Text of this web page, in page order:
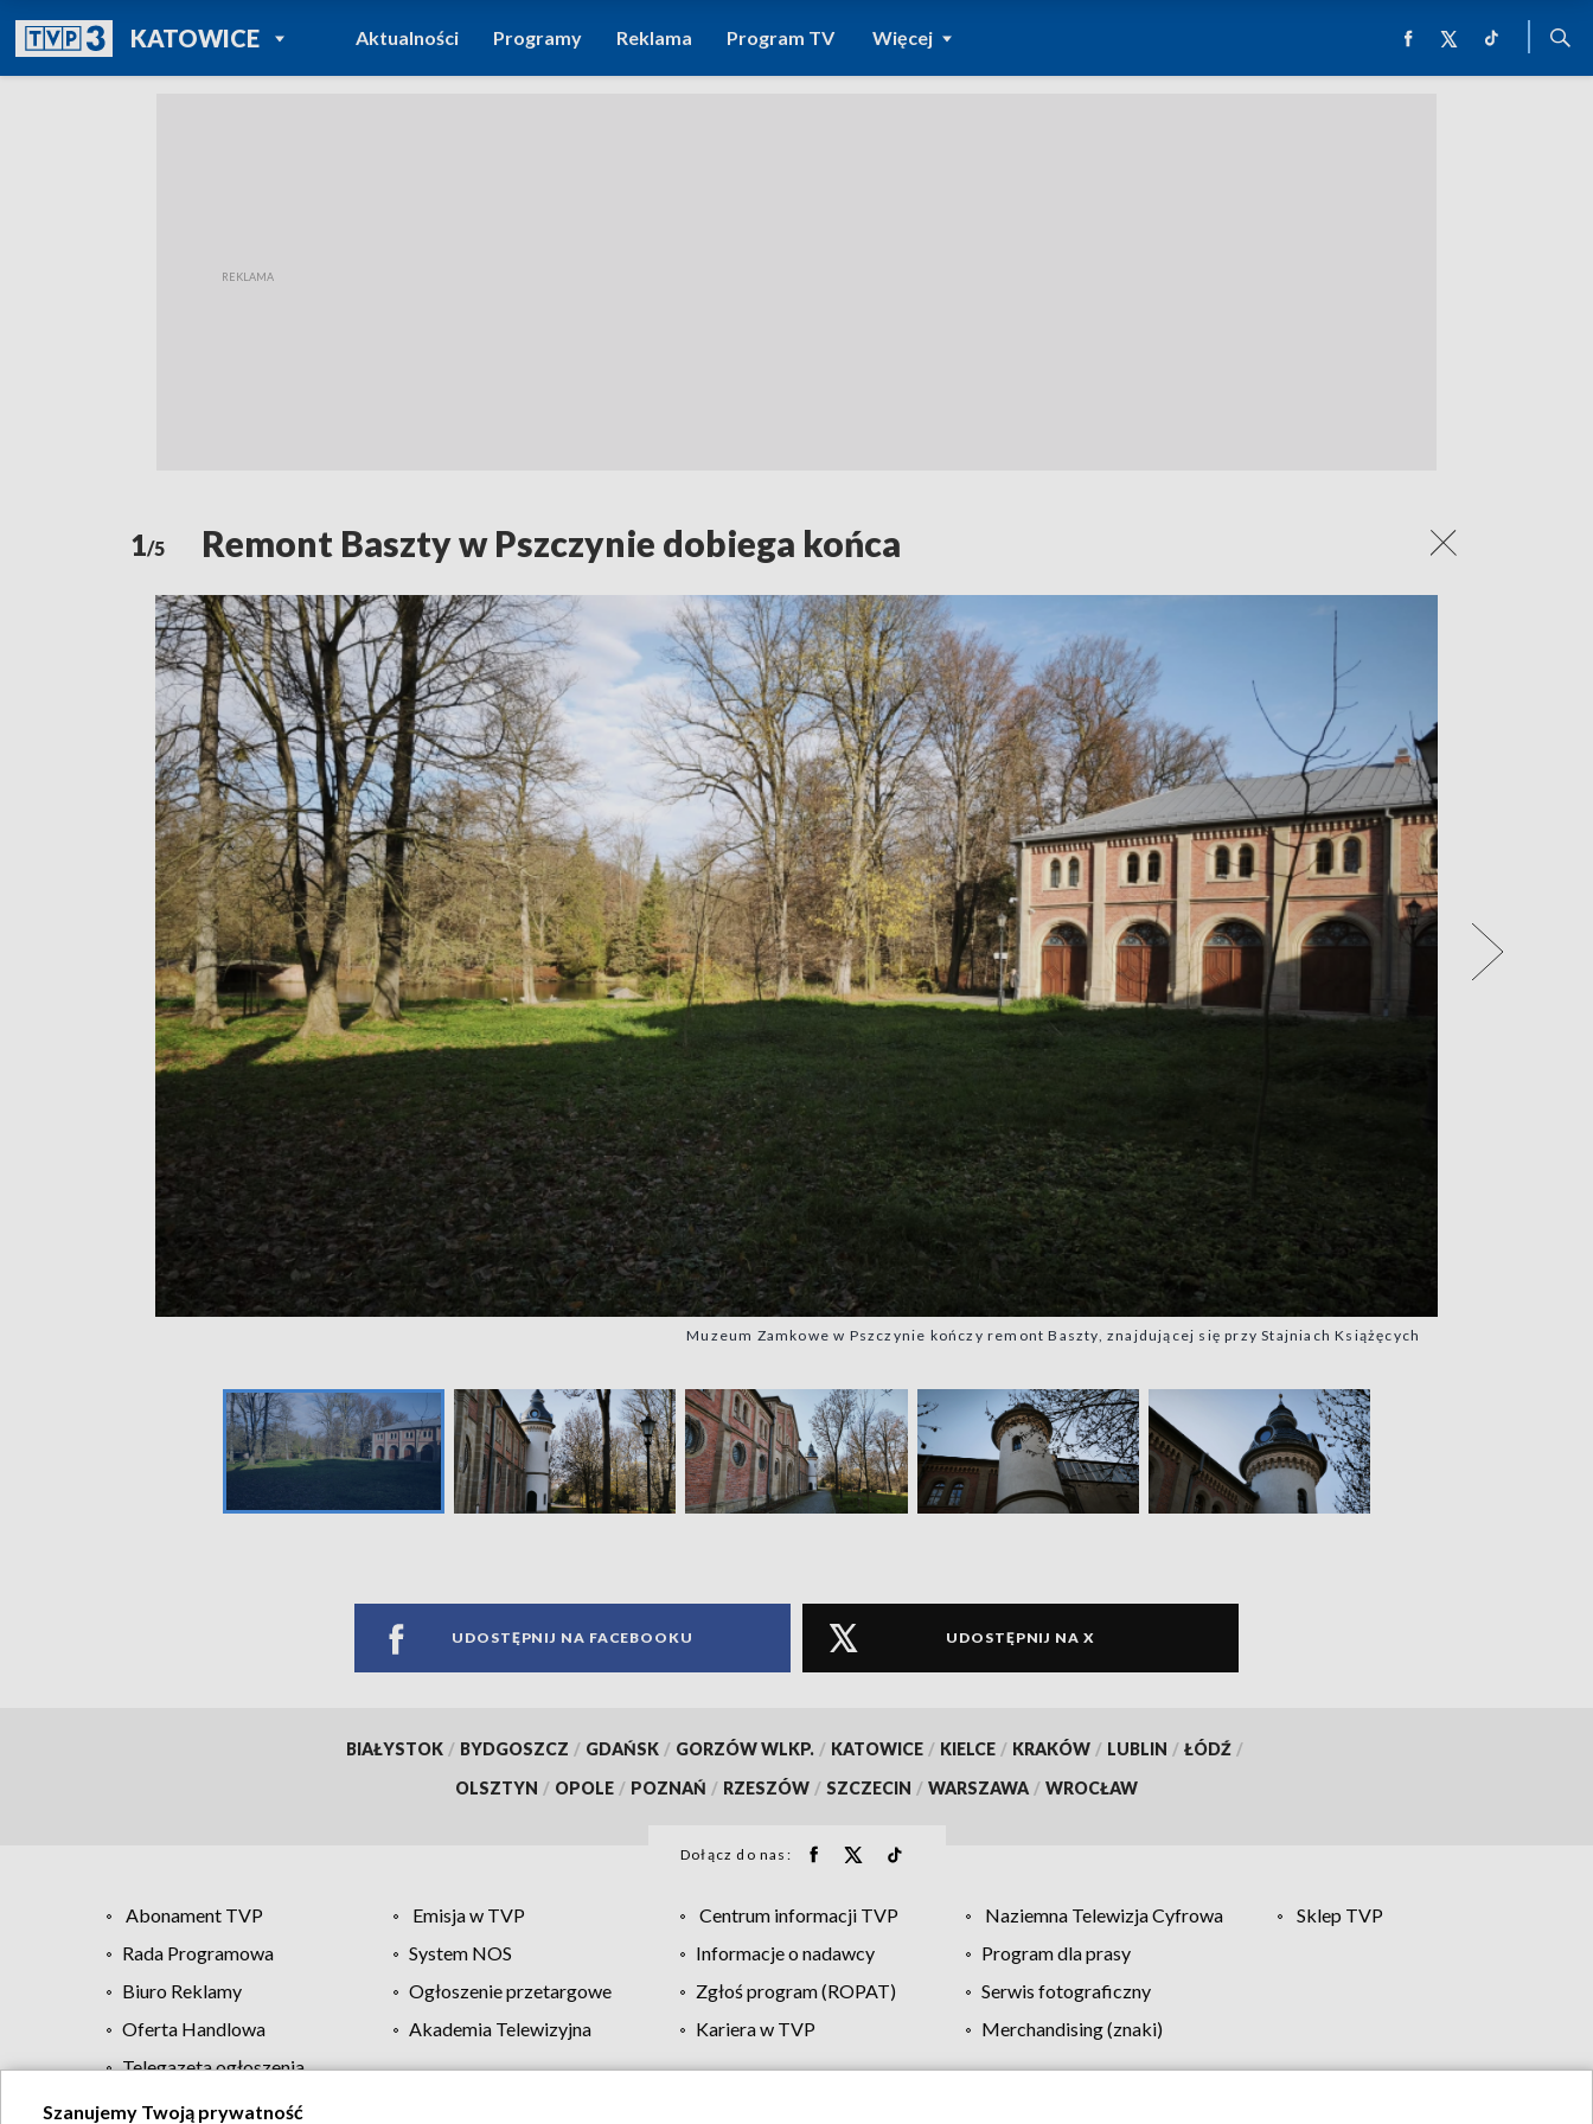
KATOWICEPOWRÓT DO
TVP REGIONY
Aktualności Programy Reklama Program TV Więcej
1/5 Remont Baszty w Pszczynie dobiega końca
Muzeum Zamkowe w Pszczynie kończy remont Baszty, znajdującej się przy Stajniach Książęcych
UDOSTĘPNIJ NA FACEBOOKU UDOSTĘPNIJ NA X
BIAŁYSTOK / BYDGOSZCZ / GDAŃSK / GORZÓW WLKP. / KATOWICE / KIELCE / KRAKÓW / LUBLIN / ŁÓDŹ /
OLSZTYN / OPOLE / POZNAŃ / RZESZÓW / SZCZECIN / WARSZAWA / WROCŁAW
Dołącz do nas:
Abonament TVP Emisja w TVP Centrum informacji TVP Naziemna Telewizja Cyfrowa
Sklep TVP
Rada Programowa
System NOS Informacje o nadawcy
Program dla prasy
Biuro Reklamy
Ogłoszenie przetargowe Zgłoś program (ROPAT)
Serwis fotograficzny
Oferta Handlowa
Akademia Telewizyjna Kariera w TVP
Merchandising (znaki)
Telegazeta ogłoszenia
Szanujemy Twoją prywatność